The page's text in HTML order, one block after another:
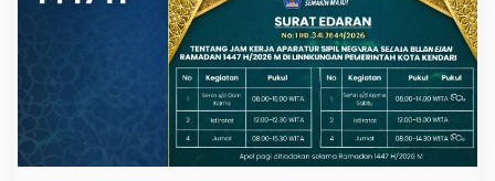
t
k
a
n
S
u
d